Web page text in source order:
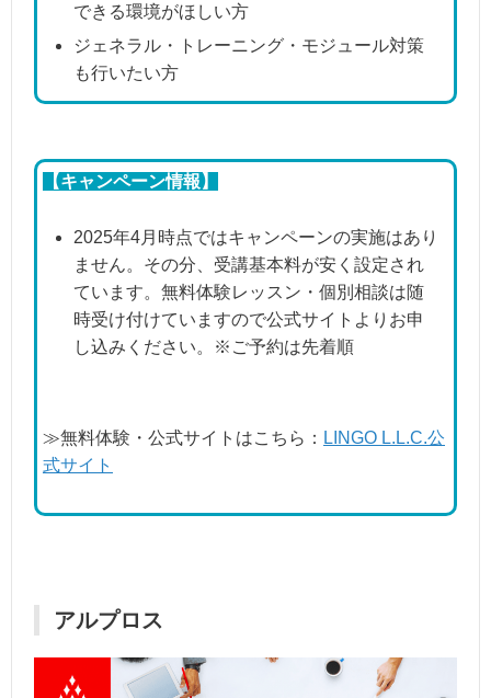
できる環境がほしい方
ジェネラル・トレーニング・モジュール対策
も行いたい方
【キャンペーン情報】
2025年4月時点ではキャンペーンの実施はあり
ません。その分、受講基本料が安く設定され
ています。無料体験レッスン・個別相談は随
時受け付けていますので公式サイトよりお申
し込みください。※ご予約は先着順
≫無料体験・公式サイトはこちら： LINGO L.L.C.公
式サイト
アルプロス